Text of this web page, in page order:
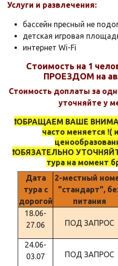
Услуги и развлечения:
бассейн пресный не
детская игровая
интернет Wi-Fi
Стоимость на 1
ПРОЕЗДОМ на
Стоимость доплаты за
уточняйте у
❗️ОБРАЩАЕМ ВАШЕ
часто меняется !(
❗️ОБЯЗАТЕЛЬНО
тура на момент
Дата
тура с
дорогой
2-местный
"стандарт",
питания
18.06-
27.06
ПОД ЗАПРОС
24.06-
03.07
ПОД ЗАПРОС